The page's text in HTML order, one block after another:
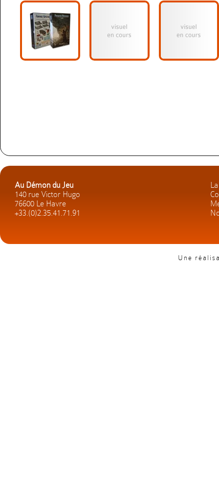
Au Démon du Jeu
140 rue Victor Hugo
76600 Le Havre
+33.(0)2.35.41.71.91
Une